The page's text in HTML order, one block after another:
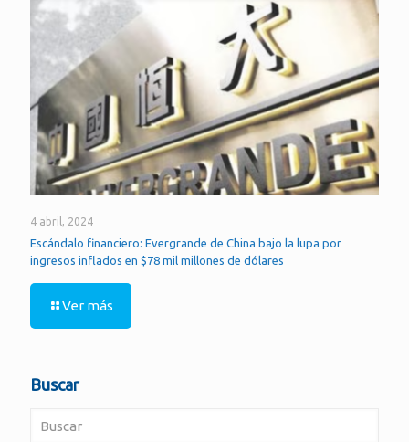
4 abril, 2024
Escándalo financiero: Evergrande de China bajo la lupa por
ingresos inflados en $78 mil millones de dólares
Ver más
Buscar